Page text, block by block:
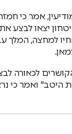
אמר כי
יצאו
לכאורה
היטב" ואמר כי